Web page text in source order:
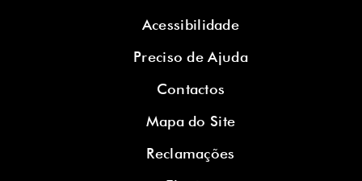
Acessibilidade
Preciso de Ajuda
Contactos
Mapa do Site
Reclamações